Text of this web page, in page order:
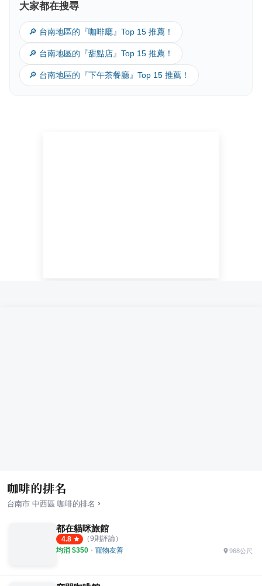
大家都在搜尋
🔎 台南地區的『咖啡廳』Top 15 推薦！
🔎 台南地區的『甜點店』Top 15 推薦！
🔎 台南地區的『下午茶餐廳』Top 15 推薦！
咖啡的排名
台南市 中西區 咖啡的排名 ›
都在貓咪旅館
4.8 （9則評論）
均消 $350 ・ 寵物友善 968公尺